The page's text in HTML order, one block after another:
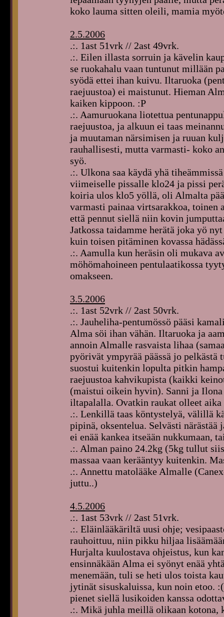
koko lauma sitten oleili, mamia
2.5.2006
.:. 1ast 51vrk // 2ast 49vrk.
.:. Eilen illasta sorruin ja kävelin
se ruokahalu vaan tuntunut millään
syödä ettei ihan kuivu. Iltaruoka
raejuustoa) ei maistunut. Hieman
kaiken kippoon. :P
.:. Aamuruokana liotettua
raejuustoa, ja alkuun ei taas
ja muutaman närsimisen ja ruuan
rauhallisesti, mutta varmasti- koko
syö.
.:. Ulkona saa käydä yhä
viimeiselle pissalle klo24 ja pissi
koiria ulos klo5 yöllä, oli Almalta
varmasti painaa virtsarakkoa, toinen
että pennut siellä niin kovin
Jatkossa taidamme herätä joka yö
kuin toisen pitäminen kovassa
.:. Aamulla kun heräsin oli mukava
möhömahoineen pentulaatikossa
omakseen.
3.5.2006
.:. 1ast 52vrk // 2ast 50vrk.
.:. Jauheliha-pentumössö pääsi
Alma söi ihan vähän. Iltaruoka ja
annoin Almalle rasvaista lihaa
pyörivät ympyrää päässä jo
suostui kuitenkin lopulta pitkin
raejuustoa kahvikupista (kaikki
(maistui oikein hyvin). Sanni ja
iltapalalla. Ovatkin raukat olleet
.:. Lenkillä taas köntystelyä, välillä
pipinä, oksentelua. Selvästi
ei enää kankea itseään nukkumaan,
.:. Alman paino 24.2kg (5kg tullut
massaa vaan kerääntyy kuitenkin.
.:. Annettu matolääke Almalle
juttu..)
4.5.2006
.:. 1ast 53vrk // 2ast 51vrk.
.:. Eläinlääkäriltä uusi ohje;
rauhoittuu, niin pikku hiljaa
Hurjalta kuulostava ohjeistus, kun
ensinnäkään Alma ei syönyt enää
menemään, tuli se heti ulos toista
jytinät sisuskaluissa, kun noin etoo.
pienet siellä lusikoiden kanssa
.:. Mikä juhla meillä olikaan kotona,